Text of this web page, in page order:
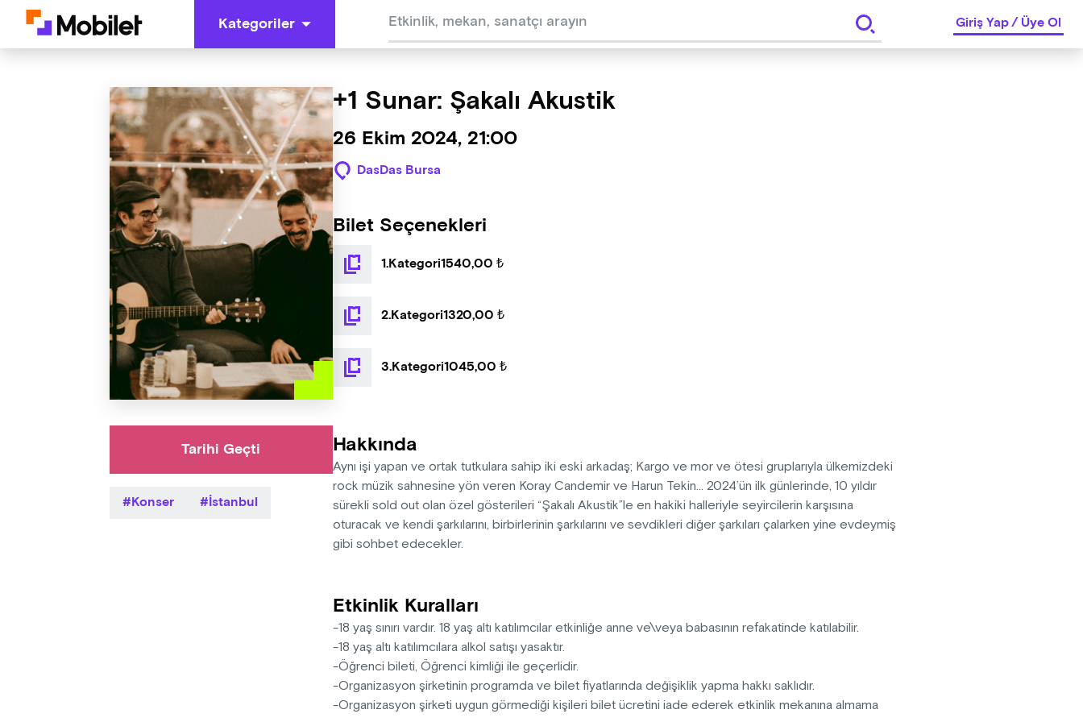
Kategoriler Giriş Yap/Üye Ol
Tarihi Geçti
Konser İstanbul
+1 Sunar: Şakalı Akustik
26 Ekim 2024, 21:00
DasDas Bursa
Bilet Seçenekleri
1.Kategori1540,00 ₺
2.Kategori1320,00 ₺
3.Kategori1045,00 ₺
Hakkında
Aynı işi yapan ve ortak tutkulara sahip iki eski arkadaş; Kargo ve mor ve ötesi gruplarıyla ülkemizdeki
rock müzik sahnesine yön veren Koray Candemir ve Harun Tekin... 2024’ün ilk günlerinde, 10 yıldır
sürekli sold out olan özel gösterileri “Şakalı Akustik”le en hakiki halleriyle seyircilerin karşısına
oturacak ve kendi şarkılarını, birbirlerinin şarkılarını ve sevdikleri diğer şarkıları çalarken yine evdeymiş
gibi sohbet edecekler.
Etkinlik Kuralları
-18 yaş sınırı vardır. 18 yaş altı katılımcılar etkinliğe anne ve\veya babasının refakatinde katılabilir.
-18 yaş altı katılımcılara alkol satışı yasaktır.
-Öğrenci bileti, Öğrenci kimliği ile geçerlidir.
-Organizasyon şirketinin programda ve bilet fiyatlarında değişiklik yapma hakkı saklıdır.
-Organizasyon şirketi uygun görmediği kişileri bilet ücretini iade ederek etkinlik mekanına almama